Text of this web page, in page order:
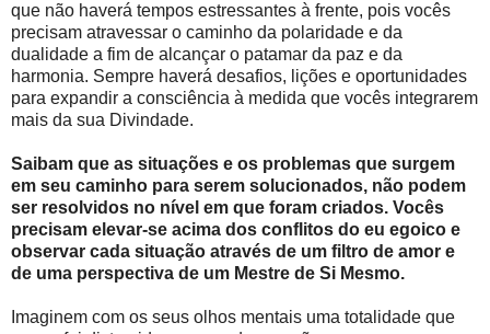
que não haverá tempos estressantes à frente, pois vocês
precisam atravessar o caminho da polaridade e da
dualidade a fim de alcançar o patamar da paz e da
harmonia. Sempre haverá desafios, lições e oportunidades
para expandir a consciência à medida que vocês integrarem
mais da sua Divindade.
Saibam que as situações e os problemas que surgem
em seu caminho para serem solucionados, não podem
ser resolvidos no nível em que foram criados. Vocês
precisam elevar-se acima dos conflitos do eu egoico e
observar cada situação através de um filtro de amor e
de uma perspectiva de um Mestre de Si Mesmo.
Imaginem com os seus olhos mentais uma totalidade que